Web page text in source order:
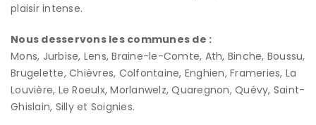
plaisir intense.
Nous desservons les communes de :
Mons, Jurbise, Lens, Braine-le-Comte, Ath, Binche, Boussu,
Brugelette, Chièvres, Colfontaine, Enghien, Frameries, La
Louvière, Le Roeulx, Morlanwelz, Quaregnon, Quévy, Saint-
Ghislain, Silly et Soignies.